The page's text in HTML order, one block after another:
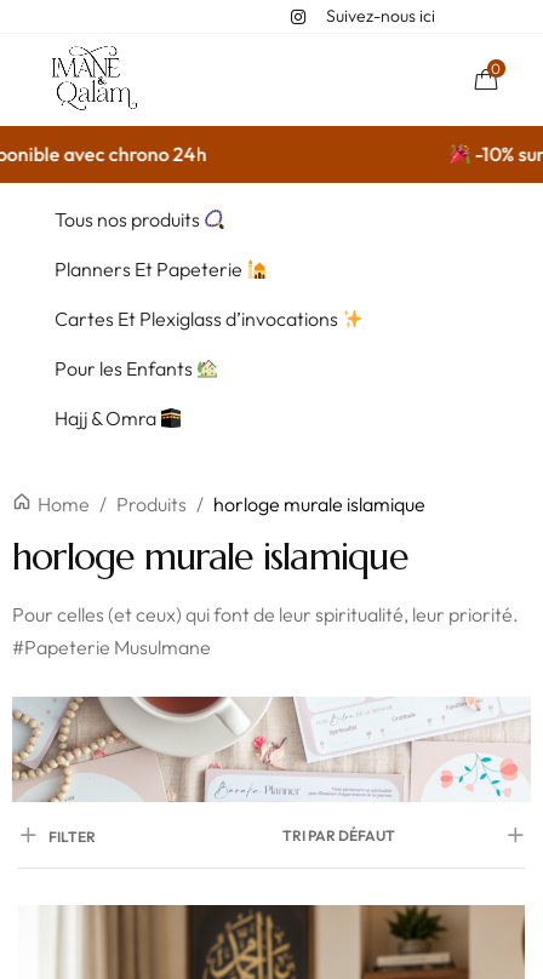
Suivez-nous ici
0
avec chrono 24h -10% sur
Tous nos produits
Planners Et Papeterie
Cartes Et Plexiglass d’invocations
Pour les Enfants
Hajj & Omra
Home / Produits / horloge murale islamique
horloge murale islamique
Pour celles (et ceux) qui font de leur spiritualité, leur priorité.
#Papeterie Musulmane
FILTER TRI PAR DÉFAUT